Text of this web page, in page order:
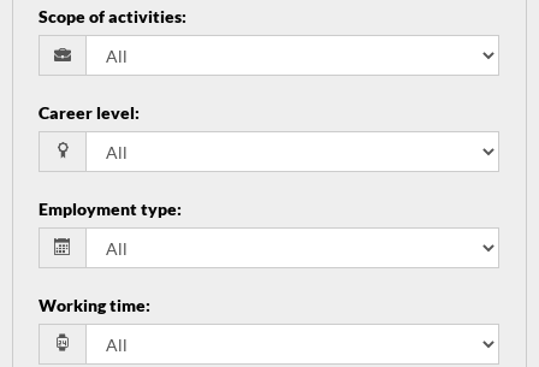
Scope of activities:
Career level:
Employment type:
Working time: